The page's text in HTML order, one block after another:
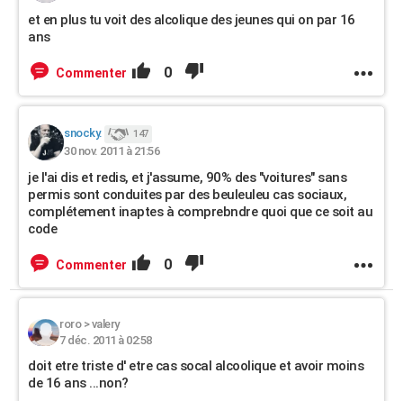
et en plus tu voit des alcolique des jeunes qui on par 16
ans
Commenter 0
snocky. 147
30 nov. 2011 à 21:56
je l'ai dis et redis, et j'assume, 90% des "voitures" sans
permis sont conduites par des beuleuleu cas sociaux,
complétement inaptes à comprebndre quoi que ce soit au
code
Commenter 0
roro>valery
7 déc. 2011 à 02:58
doit etre triste d' etre cas socal alcoolique et avoir moins
de 16 ans ...non?